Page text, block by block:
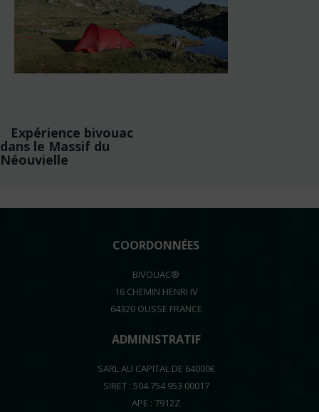
Navigation
de
Expérience bivouac
dans le Massif du
Néouvielle
COORDONNÉES
BIVOUAC®
16 CHEMIN HENRI IV
64320 OUSSE FRANCE
ADMINISTRATIF
SARL AU CAPITAL DE 64000€
SIRET : 504 754 953 00017
APE : 7912Z